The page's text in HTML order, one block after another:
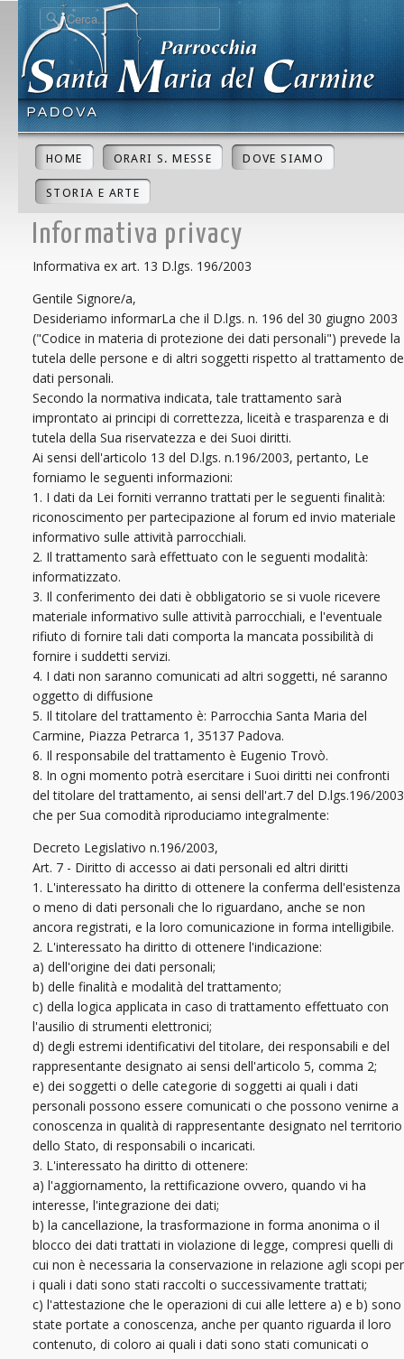
HOME ORARI S. MESSE DOVE SIAMO
STORIA E ARTE
Informativa privacy
Informativa ex art. 13 D.lgs. 196/2003
Gentile Signore/a,
Desideriamo informarLa che il D.lgs. n. 196 del 30 giugno 2003
("Codice in materia di protezione dei dati personali") prevede la
tutela delle persone e di altri soggetti rispetto al trattamento
dati personali.
Secondo la normativa indicata, tale trattamento sarà
improntato ai principi di correttezza, liceità e trasparenza e di
tutela della Sua riservatezza e dei Suoi diritti.
Ai sensi dell'articolo 13 del D.lgs. n.196/2003, pertanto, Le
forniamo le seguenti informazioni:
1. I dati da Lei forniti verranno trattati per le seguenti finalità:
riconoscimento per partecipazione al forum ed invio materiale
informativo sulle attività parrocchiali.
2. Il trattamento sarà effettuato con le seguenti modalità:
informatizzato.
3. Il conferimento dei dati è obbligatorio se si vuole ricevere
materiale informativo sulle attività parrocchiali, e l'eventuale
rifiuto di fornire tali dati comporta la mancata possibilità di
fornire i suddetti servizi.
4. I dati non saranno comunicati ad altri soggetti, né saranno
oggetto di diffusione
5. Il titolare del trattamento è: Parrocchia Santa Maria del
Carmine, Piazza Petrarca 1, 35137 Padova.
6. Il responsabile del trattamento è Eugenio Trovò.
8. In ogni momento potrà esercitare i Suoi diritti nei confronti
del titolare del trattamento, ai sensi dell'art.7 del D.lgs.196/
che per Sua comodità riproduciamo integralmente:
Decreto Legislativo n.196/2003,
Art. 7 - Diritto di accesso ai dati personali ed altri diritti
1. L'interessato ha diritto di ottenere la conferma dell'esistenza
o meno di dati personali che lo riguardano, anche se non
ancora registrati, e la loro comunicazione in forma intelligibile.
2. L'interessato ha diritto di ottenere l'indicazione:
a) dell'origine dei dati personali;
b) delle finalità e modalità del trattamento;
c) della logica applicata in caso di trattamento effettuato con
l'ausilio di strumenti elettronici;
d) degli estremi identificativi del titolare, dei responsabili e del
rappresentante designato ai sensi dell'articolo 5, comma 2;
e) dei soggetti o delle categorie di soggetti ai quali i dati
personali possono essere comunicati o che possono venirne a
conoscenza in qualità di rappresentante designato nel territorio
dello Stato, di responsabili o incaricati.
3. L'interessato ha diritto di ottenere:
a) l'aggiornamento, la rettificazione ovvero, quando vi ha
interesse, l'integrazione dei dati;
b) la cancellazione, la trasformazione in forma anonima o il
blocco dei dati trattati in violazione di legge, compresi quelli di
cui non è necessaria la conservazione in relazione agli scopi per
i quali i dati sono stati raccolti o successivamente trattati;
c) l'attestazione che le operazioni di cui alle lettere a) e b) sono
state portate a conoscenza, anche per quanto riguarda il loro
contenuto, di coloro ai quali i dati sono stati comunicati o